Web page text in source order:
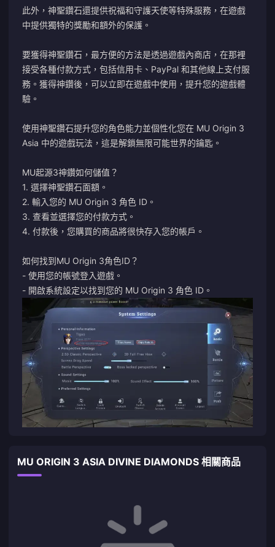
此外，神聖鑽石還提供祝福和守護天使等特殊服務，在遊戲
中提供獨特的獎勵和額外的保護。
要獲得神聖鑽石，最方便的方法是透過遊戲內商店，在那裡
接受各種付款方式，包括信用卡、PayPal 和其他線上支付服
務。獲得神鑽後，可以立即在遊戲中使用，提升您的遊戲體
驗。
使用神聖鑽石提升您的角色能力並個性化您在 MU Origin 3
Asia 中的遊戲玩法，這是解鎖無限可能世界的鑰匙。
MU起源3神鑽如何儲值？
1. 選擇神聖鑽石面額。
2. 輸入您的 MU Origin 3 角色 ID。
3. 查看並選擇您的付款方式。
4. 付款後，您購買的商品將很快存入您的帳戶。
如何找到MU Origin 3角色ID？
- 使用您的帳號登入遊戲。
- 開啟系統設定以找到您的 MU Origin 3 角色 ID。
MU ORIGIN 3 ASIA DIVINE DIAMONDS 相關商品